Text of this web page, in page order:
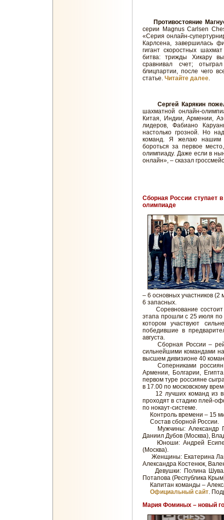
Противостояние
серии Magnus Carlsen
«Серия онлайн-
Карлсена, завершилась
гигант скоростных
битва: трижды Хикару
сравнивал счет;
блицпартии, после чего
статье. Читайте далее.
Сергей Карякин
шахматной онлайн-
Китая, Индии, Армении,
лидеров, Фабиано
настолько грозной. Но
команд. Я желаю нашим
бороться за первое
олимпиаду. Даже если в
онлайн», – сказал
Сборная России ступает
олимпиаде
– 6 основных участников
6 запасных.
Соревнование состоит
этапа прошли с 25 июля по
котором участвуют
победившие в
августа.
Сборная России –
сильнейшими командами
высшем дивизионе 40
Соперниками россиян
Армении, Болгарии,
первом туре россияне
в 17.00 по московскому
12 лучших команд из
проходят в стадию плей-
по нокаут-системе.
Контроль времени – 15
Состав сборной России.
Мужчины: Александр
Даниил Дубов (Москва),
Юноши: Андрей
(Москва).
Женщины: Екатерина
Александра Костенюк,
Девушки: Полина
Потапова (Республика
Капитан команды –
Официальный сайт.
Мария Фоминых – новый